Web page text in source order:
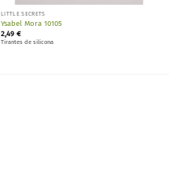
LITTLE SECRETS
Ysabel Mora 10105
2,49 €
Tirantes de silicona